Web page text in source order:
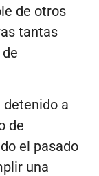
de otros
tantas
a
de
el pasado
una